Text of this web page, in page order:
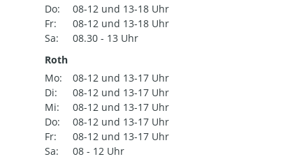
Do:
08-12 und 13-18 Uhr
Fr:
08-12 und 13-18 Uhr
Sa:
08.30 - 13 Uhr
Roth
Mo:
08-12 und 13-17 Uhr
Di:
08-12 und 13-17 Uhr
Mi:
08-12 und 13-17 Uhr
Do:
08-12 und 13-17 Uhr
Fr:
08-12 und 13-17 Uhr
Sa:
08 - 12 Uhr